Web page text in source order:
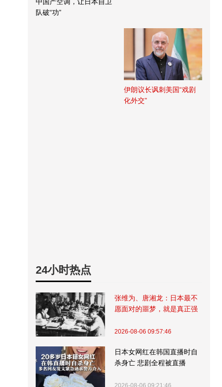
队破“功”
伊朗议长讽刺美国“戏剧
化外交”
24小时热点
张维为、唐湘龙：日本最不
愿面对的噩梦，就是真正强
2026-08-06 09:57:46
日本女网红在韩国直播时自
杀身亡 悲剧全程被直播
2026-08-06 09:21:46